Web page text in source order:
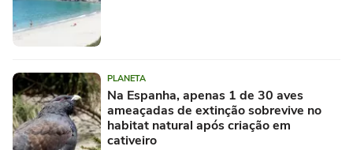
PLANETA
Na Espanha, apenas 1 de 30 aves
ameaçadas de extinção sobrevive no
habitat natural após criação em
cativeiro